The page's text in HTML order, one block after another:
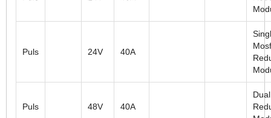
Puls 24V 40A
Puls 48V 40A